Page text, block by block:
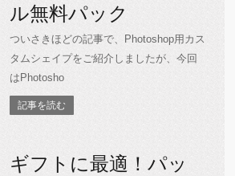
ル無料パック
ついさきほどの記事で、Photoshop用カス
タムシェイプをご紹介しましたが、今回
はPhotosho
記事を読む
ギフトに最適！パッ